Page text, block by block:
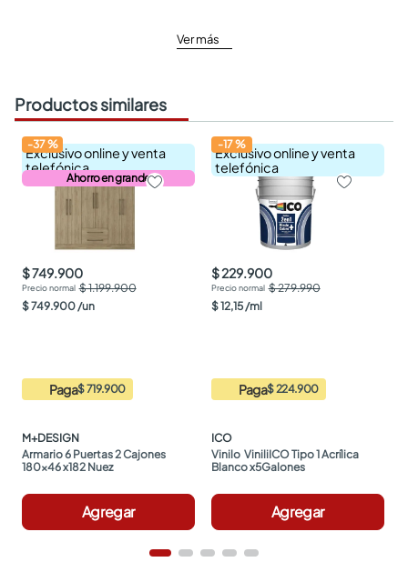
Ver más
Productos similares
Exclusivo online y venta
telefónica
Ahorro en grande
-37%
$ 749.900
$ 1.199.900
$749.900 /un
Paga$ 719.900
M+DESIGN
Armario 6 Puertas 2 Cajones
180x46 x182 Nuez
Agregar
Exclusivo online y venta
telefónica
-17%
$ 229.900
$ 279.990
$12,15 /ml
Paga$ 224.900
ICO
Vinilo  ViniliICO Tipo 1 Acrílica
Blanco x5Galones
Agregar